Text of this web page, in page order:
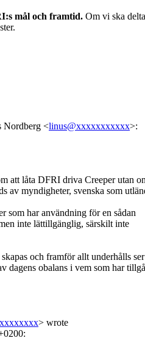
mål och framtid. Om vi ska
Nordberg <linus@xxxxxxxxxxx>:
att låta DFRI driva Creeper utan
av myndigheter, svenska som
som har användning för en sådan
inte lättillgänglig, särskilt inte
och framför allt underhålls ser
dagens obalans i vem som har
> wrote